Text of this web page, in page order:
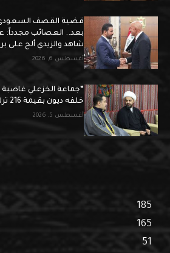
قضية القصف
بعد.. العصائب مجدداً:
شاهد والزيدي ألح على
أغسطس 6, 2026
“جماعة الخزعلي
خلفه ديون بقيمة 216 ترليون!
أغسطس 5, 2026
185
165
51